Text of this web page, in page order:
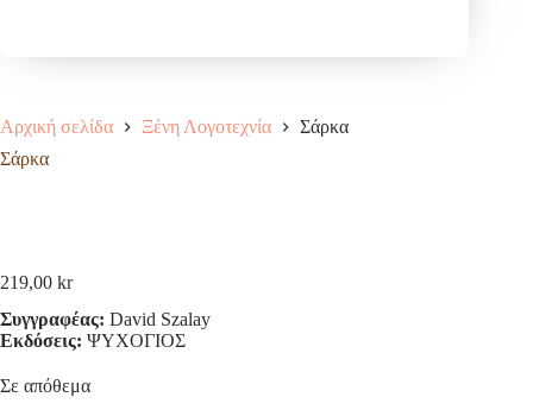
Αρχική σελίδα Ξένη Λογοτεχνία
Σάρκα
Σάρκα
219,00 kr
Συγγραφέας: David Szalay
Εκδόσεις: ΨΥΧΟΓΙΟΣ
Σε απόθεμα